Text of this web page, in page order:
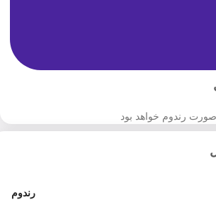
رندوم خواهد بود
رندوم